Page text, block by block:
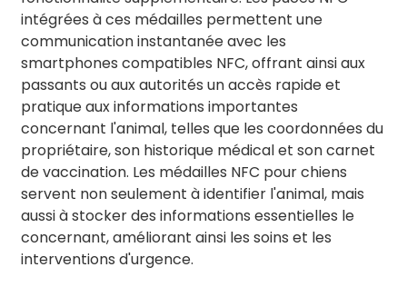
intégrées à ces médailles permettent une
communication instantanée avec les
smartphones compatibles NFC, offrant ainsi aux
passants ou aux autorités un accès rapide et
pratique aux informations importantes
concernant l'animal, telles que les coordonnées du
propriétaire, son historique médical et son carnet
de vaccination. Les médailles NFC pour chiens
servent non seulement à identifier l'animal, mais
aussi à stocker des informations essentielles le
concernant, améliorant ainsi les soins et les
interventions d'urgence.